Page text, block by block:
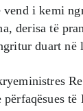
vend i kemi
derisa të
duart në
përfaqësues